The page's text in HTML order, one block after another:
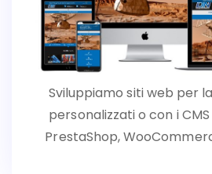
Sviluppiamo siti web per
personalizzati o con i
PrestaShop,